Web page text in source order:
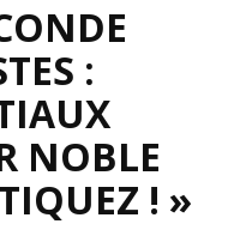
:
NOBLE
! »